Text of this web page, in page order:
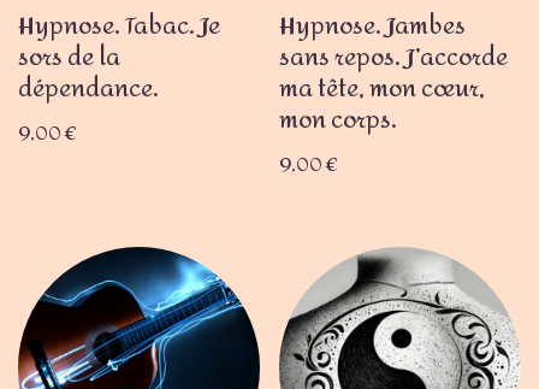
Hypnose. Tabac. Je
sors de la
dépendance.
9,00€
Hypnose. Jambes
sans repos. J’accorde
ma tête, mon cœur,
mon corps.
9,00€